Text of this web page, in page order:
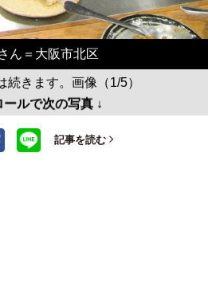
ん＝大阪市北区
続きます。画像（1/5）
ールで次の写真 ↓
記事を読む